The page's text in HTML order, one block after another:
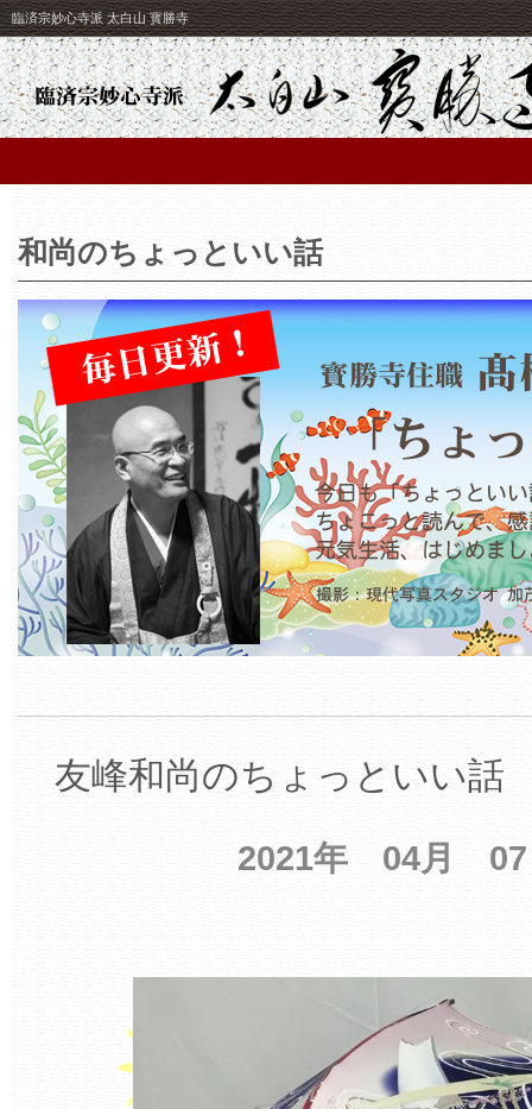
臨済宗妙心寺派 太白山 寳勝寺
和尚のちょっといい話
友峰和尚のちょっといい話
2021年 04月